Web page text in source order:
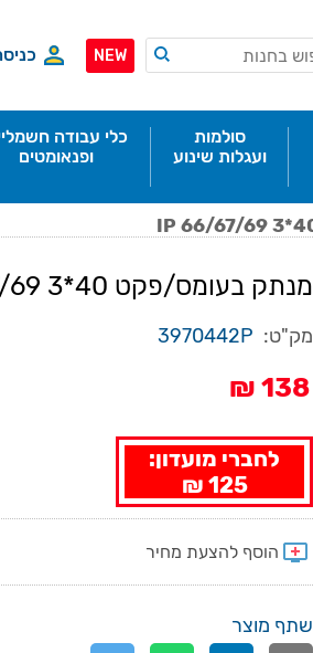
NEW
סולמות
ועגלות שינוע
כלי עבודה
ופנאומטים
מנתק בעומס/פקט IP 66/67/69 3*40
מק"ט: 3970442P
138 ₪
לחברי מועדון:
125 ₪
שתף מוצר